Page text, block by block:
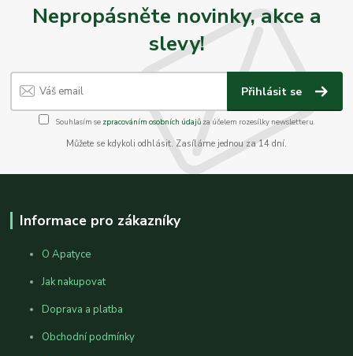
Nepropásněte novinky, akce a
slevy!
Přihlásit se
Souhlasím se zpracováním osobních údajůza účelem rozesílky newsletteru.
Můžete se kdykoli odhlásit. Zasíláme jednou za 14 dní.
Informace pro zákazníky
O Apatyce
Jak nakupovat
Doprava a platba
Obchodní podmínky